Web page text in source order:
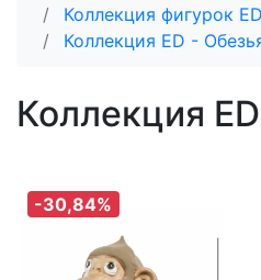
Коллекция фигурок ED
Коллекция ED -
Коллекция
-30,84%